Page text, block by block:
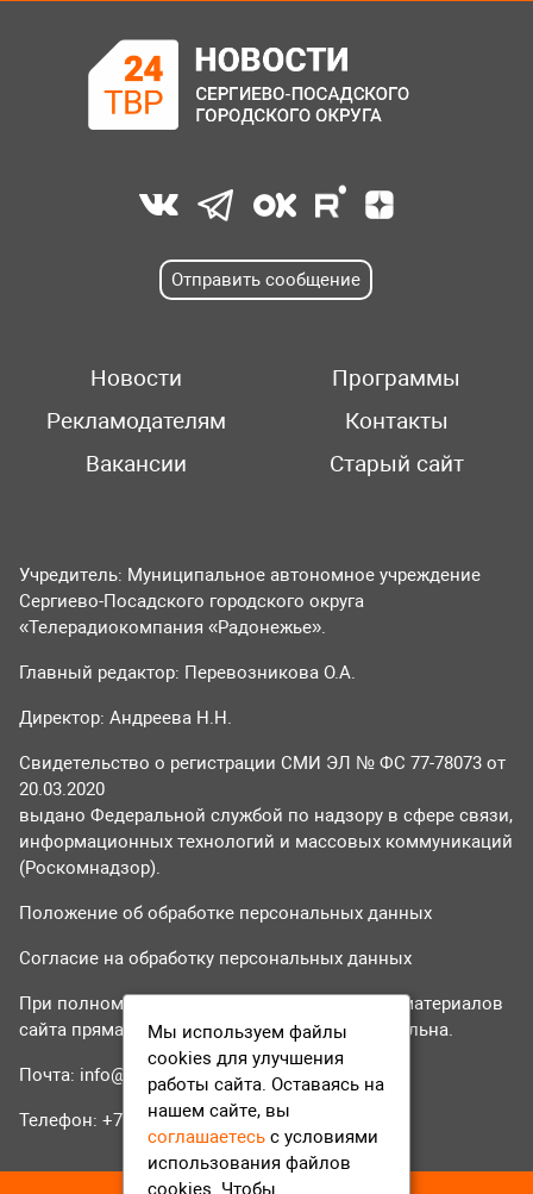
Отправить сообщение
Новости
Программы
Рекламодателям
Контакты
Вакансии
Старый сайт
Учредитель: Муниципальное автономное учреждение
Сергиево-Посадского городского округа
«Телерадиокомпания «Радонежье».
Главный редактор: Перевозникова О.А.
Директор: Андреева Н.Н.
Свидетельство о регистрации СМИ ЭЛ № ФС 77-78073 от
20.03.2020
выдано Федеральной службой по надзору в сфере связи,
информационных технологий и массовых коммуникаций
(Роскомнадзор).
Положение об обработке персональных данных
Согласие на обработку персональных данных
При полном или частичном использовании материалов
сайта прямая гиперссылка на tvr24.tv обязательна.
Почта: info@tvr24.tv
Телефон: +7 (496) 551-04-95
Мы используем файлы
cookies для улучшения
работы сайта. Оставаясь на
нашем сайте, вы
соглашаетесь с условиями
использования файлов
cookies. Чтобы